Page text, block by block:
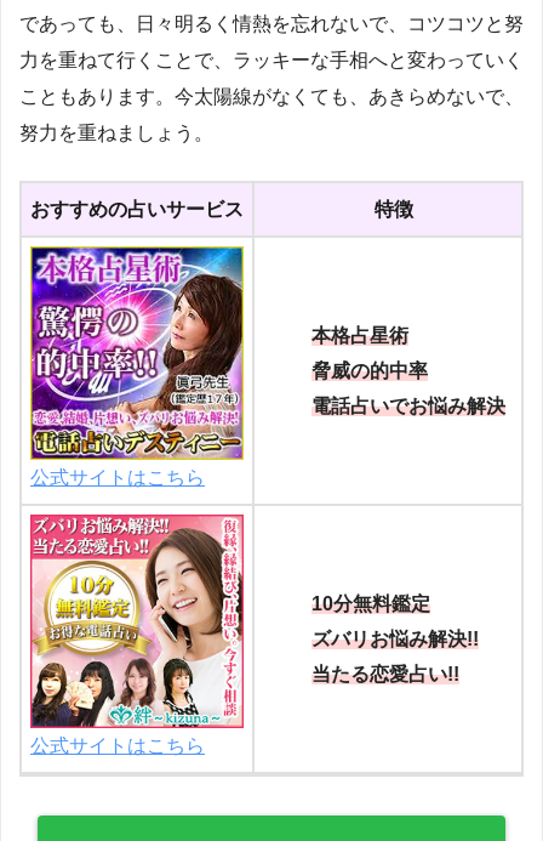
であっても、日々明るく情熱を忘れないで、コツコツと努
力を重ねて行くことで、ラッキーな手相へと変わっていく
こともあります。今太陽線がなくても、あきらめないで、
努力を重ねましょう。
おすすめの占いサービス 特徴
公式サイトはこちら
本格占星術
脅威の的中率
電話占いでお悩み解決
公式サイトはこちら
10分無料鑑定
ズバリお悩み解決!!
当たる恋愛占い!!